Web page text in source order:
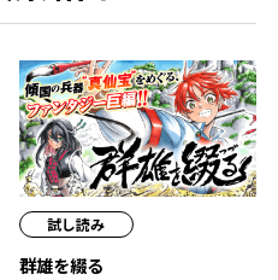
試し読み
群雄を綴る